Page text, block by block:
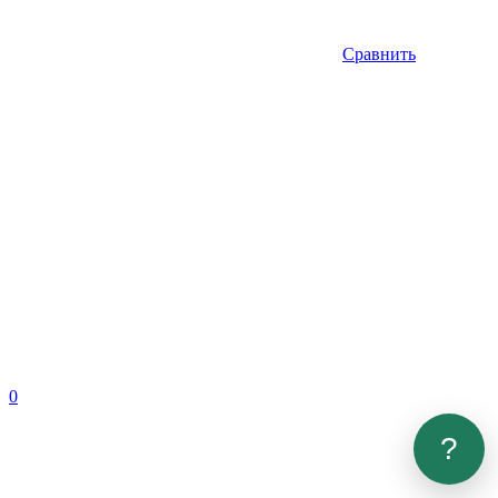
Сравнить
0
?